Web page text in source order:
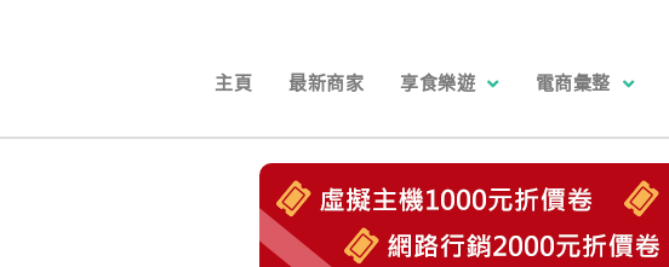
主頁 最新商家 享食樂遊 電商彙整